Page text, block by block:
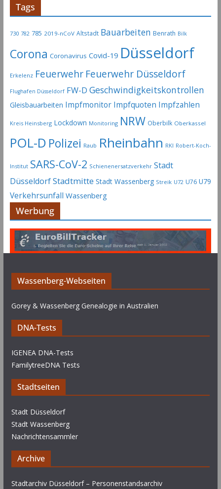
Tags
730 782 785 2019-nCoV Altstadt Bauarbeiten Benrath Bilk
Corona Coronavirus Covid-19 Düsseldorf
Erkelenz Feuerwehr Feuerwehr Düsseldorf
Flughafen Düsseldorf FW-D Geschwindigkeitskontrollen
Gleisbauarbeiten Impfmonitor Impfquoten Impfzahlen
Kreis Heinsberg Lockdown Monitoring NRW Oberbilk Oberkassel
POL-D Polizei Raub Rheinbahn RKI Robert-Koch-
Institut SARS-CoV-2 Schienenersatzverkehr Stadt
DüsseldorfStadtmitte Stadt Wassenberg Streik U72 U76 U79
Verkehrsunfall Wassenberg
Werbung
Wassenberg-Webseiten
Gorey & Wassenberg Genealogie in Australien
DNA-Tests
IGENEA DNA-Tests
FamilytreeDNA Tests
Stadtseiten
Stadt Düsseldorf
Stadt Wassenberg
Nachrichtensammler
Archive
Stadtarchiv Düsseldorf – Personenstandsarchiv